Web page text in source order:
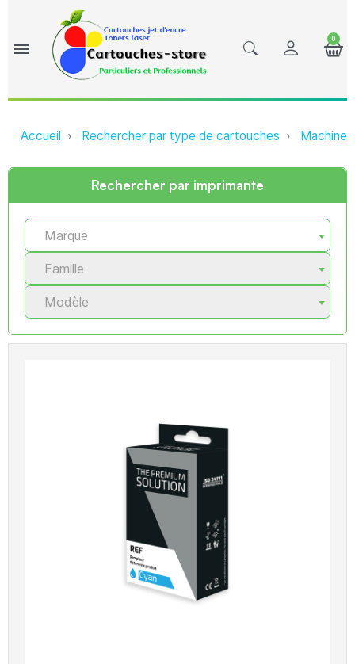
menu
0
Accueil Rechercher par type de cartouches Machine
Rechercher par imprimante
Marque
Famille
Modèle